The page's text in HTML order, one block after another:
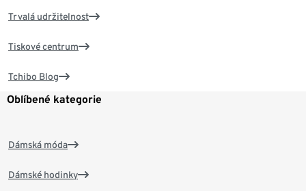
Trvalá udržitelnost
Tiskové centrum
Tchibo Blog
Oblíbené kategorie
Dámská móda
Dámské hodinky